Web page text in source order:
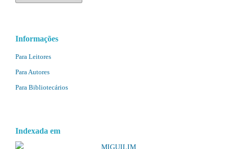
Informações
Para Leitores
Para Autores
Para Bibliotecários
Indexada em